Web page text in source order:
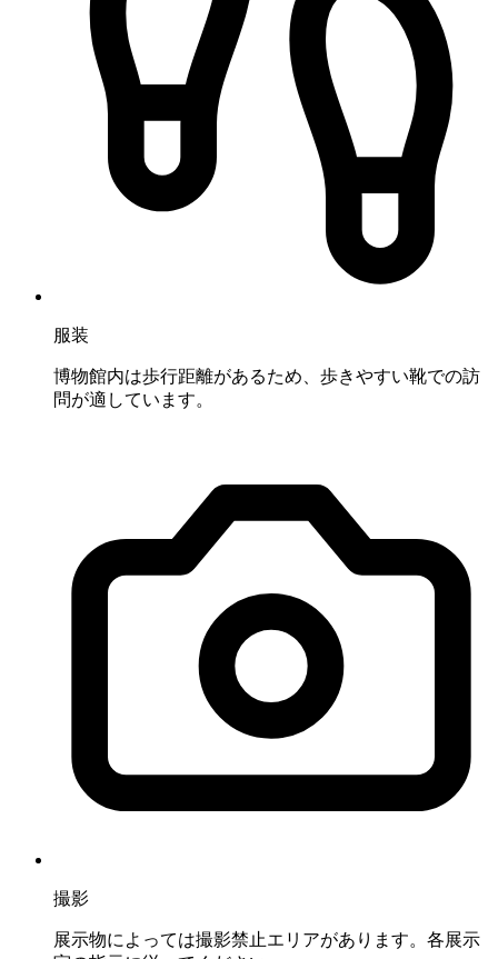
服装
博物館内は歩行距離があるため、歩きやすい靴での訪
問が適しています。
撮影
展示物によっては撮影禁止エリアがあります。各展示